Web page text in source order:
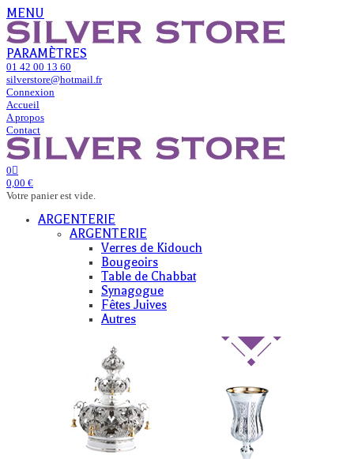
MENU
PARAMÈTRES
01 42 00 13 60
silverstore@hotmail.fr
Connexion
Accueil
A propos
Contact
0
0,00 €
Votre panier est vide.
ARGENTERIE
ARGENTERIE
Verres de Kidouch
Bougeoirs
Table de Chabbat
Synagogue
Fêtes Juives
Autres